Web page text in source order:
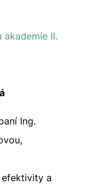
II.
Ing.
a